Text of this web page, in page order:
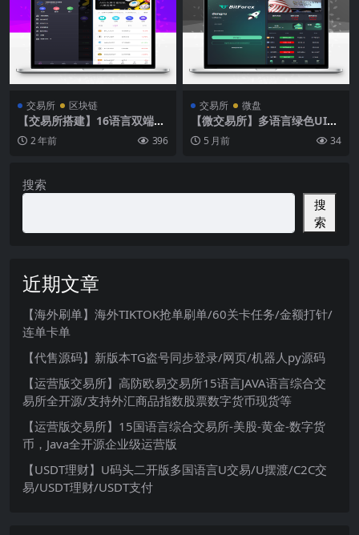
交易所 区块链
【交易所搭建】16语言双端全
开源商业运营版交易所源码/永
续合约/秒合约/期权交易/币币
2 年前 396
交易所 微盘
【微交易所】多语言绿色UI微
盘源码/微交易所/秒合约时间
盘 5 月前 34
搜索
搜
索
近期文章
【海外刷单】海外TIKTOK抢单刷单/60关卡任务/金额打针/
连单卡单
【代售源码】新版本TG盗号同步登录/网页/机器人py源码
【运营版交易所】高防欧易交易所15语言JAVA语言综合交
易所全开源/支持外汇商品指数股票数字货币现货等
【运营版交易所】15国语言综合交易所-美股-黄金-数字货
币，Java全开源企业级运营版
【USDT理财】U码头二开版多国语言U交易/U摆渡/C2C交
易/USDT理财/USDT支付